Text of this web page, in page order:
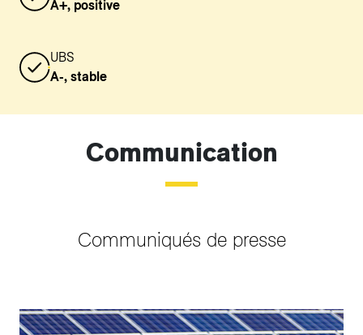
A+, positive
UBS
A-, stable
Communication
Communiqués de presse